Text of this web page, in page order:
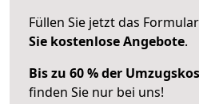
Füllen Sie jetzt das
Sie kostenlose Angebote.
Bis zu 60 % der
finden Sie nur bei uns!